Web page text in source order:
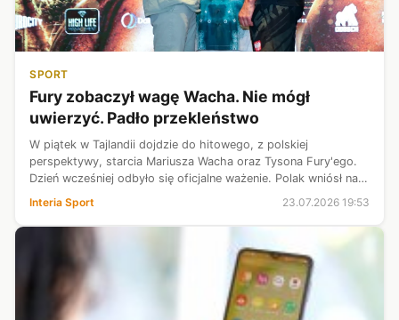
SPORT
Fury zobaczył wagę Wacha. Nie mógł
uwierzyć. Padło przekleństwo
W piątek w Tajlandii dojdzie do hitowego, z polskiej
perspektywy, starcia Mariusza Wacha oraz Tysona Fury'ego.
Dzień wcześniej odbyło się oficjalne ważenie. Polak wniósł na
mniej, co skomentował...
Interia Sport 23.07.2026 19:53